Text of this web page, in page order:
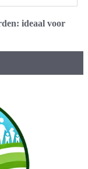
ideaal voor